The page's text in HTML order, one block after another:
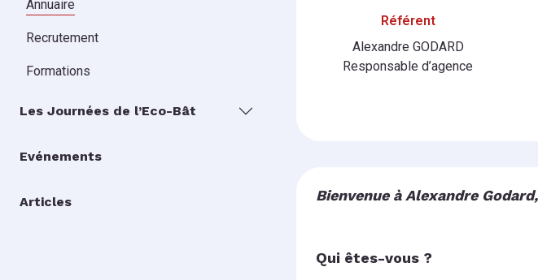
Annuaire
Recrutement
Formations
Les Journées de l’Eco-Bât
Evénements
Articles
Référent
Alexandre GODARD
Responsable d’agence
Bienvenue à Alexandre
Qui êtes-vous ?